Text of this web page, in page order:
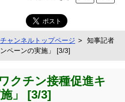
ャンネルトップページ
知事記者
ペーンの実施」 [3/3]
クチン接種促進キ
」 [3/3]